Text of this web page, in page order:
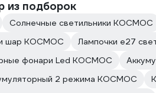
из подборок
Солнечные светильники КОСМОС
шар КОСМОС
Лампочки е27
фонари Led КОСМОС
2 режима КОСМОС